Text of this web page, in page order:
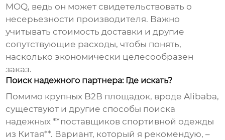
MOQ, ведь он может свидетельствовать о
несерьезности производителя. Важно
учитывать стоимость доставки и другие
сопутствующие расходы, чтобы понять,
насколько экономически целесообразен
заказ.
Поиск надежного партнера: Где искать?
Помимо крупных B2B площадок, вроде Alibaba,
существуют и другие способы поиска
надежных **поставщиков спортивной одежды
из Китая**. Вариант, который я рекомендую, –